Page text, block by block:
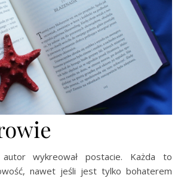
wykreował postacie. Każda to
nawet jeśli jest tylko bohaterem